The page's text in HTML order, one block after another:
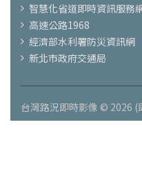
智慧化省道即時資訊服務
高速公路1968
經濟部水利署防災資訊網
新北市政府交通局
台灣路況即時影像 © 2026 (